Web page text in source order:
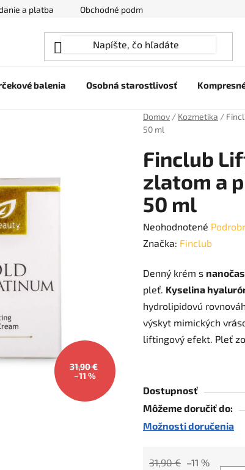
a platba Obchodné podmienky
balenia Osobná starostlivosť
Domov / Kozmetika /
50 ml
Finclub
zlatom a
50 ml
Priemerné
hodnotenie
je
0,0
z
5
hviezdičiek.
Neohodnotené
Značka: Finclub
Denný krém s
pleť. Kyselina
hydrolipidovú
výskyt mimických
liftingový efekt. Pleť
Dostupnosť
Môžeme doručiť do:
Možnosti doručenia
31,90 € –11 %
31,90 €
–11 %